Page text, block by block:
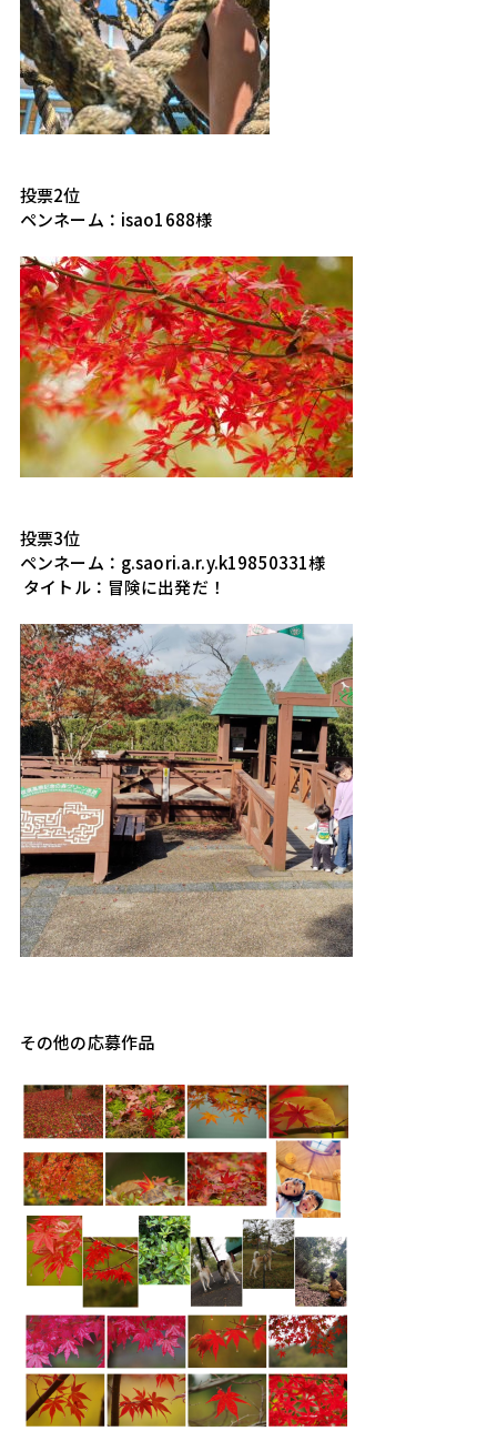
投票2位
ペンネーム：isao1688様
投票3位
ペンネーム：g.saori.a.r.y.k19850331様
タイトル：冒険に出発だ！
その他の応募作品